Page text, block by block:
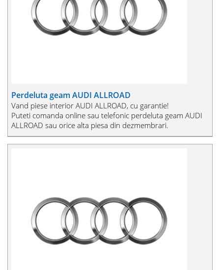
Perdeluta geam AUDI ALLROAD
Vand piese interior AUDI ALLROAD, cu garantie!
Puteti comanda online sau telefonic perdeluta geam AUDI
ALLROAD sau orice alta piesa din dezmembrari.